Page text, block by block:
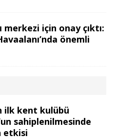
merkezi için onay çıktı:
önemli
ilk kent kulübü
sahiplenilmesinde
etkisi